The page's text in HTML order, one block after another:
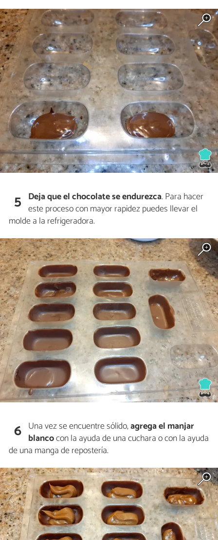
5 Deja que el chocolate se endurezca. Para hacer
este proceso con mayor rapidez puedes llevar el
molde a la refrigeradora.
6 Una vez se encuentre sólido,agrega el manjar
blancocon la ayuda de una cuchara o con la ayuda
de una manga de repostería.